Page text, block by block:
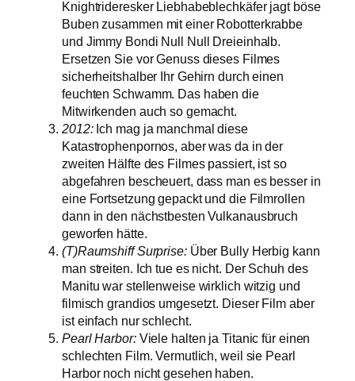
Knightrideresker Liebhabeblechkäfer jagt böse
Buben zusammen mit einer Robotterkrabbe
und Jimmy Bondi Null Null Dreieinhalb.
Ersetzen Sie vor Genuss dieses Filmes
sicherheitshalber Ihr Gehirn durch einen
feuchten Schwamm. Das haben die
Mitwirkenden auch so gemacht.
2012:Ich mag ja manchmal diese
Katastrophenpornos, aber was da in der
zweiten Hälfte des Filmes passiert, ist so
abgefahren bescheuert, dass man es besser in
eine Fortsetzung gepackt und die Filmrollen
dann in den nächstbesten Vulkanausbruch
geworfen hätte.
(T)Raumshiff Surprise:Über Bully Herbig kann
man streiten. Ich tue es nicht. Der Schuh des
Manitu war stellenweise wirklich witzig und
filmisch grandios umgesetzt. Dieser Film aber
ist einfach nur schlecht.
Pearl Harbor:Viele halten ja Titanic für einen
schlechten Film. Vermutlich, weil sie Pearl
Harbor noch nicht gesehen haben.